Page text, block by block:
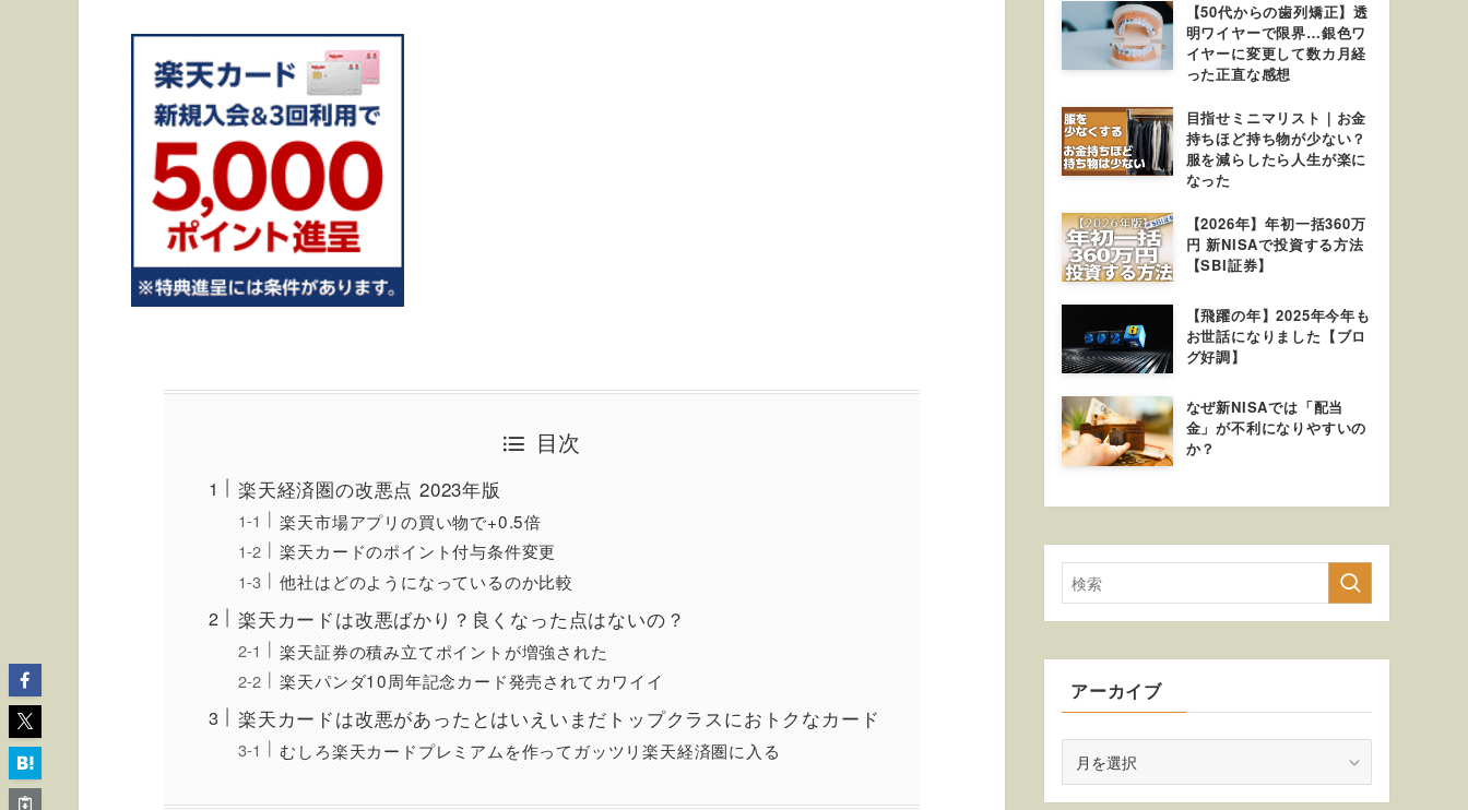
目次
楽天経済圏の改悪点 2023年版
楽天市場アプリの買い物で+0.5倍
楽天カードのポイント付与条件変更
他社はどのようになっているのか比較
楽天カードは改悪ばかり？良くなった点はないの？
楽天証券の積み立てポイントが増強された
楽天パンダ10周年記念カード発売されてカワイイ
楽天カードは改悪があったとはいえいまだトップクラスにおトクなカード
むしろ楽天カードプレミアムを作ってガッツリ楽天経済圏に入る
【50代からの歯列矯正】透
明ワイヤーで限界…銀色ワ
イヤーに変更して数カ月経
った正直な感想
目指せミニマリスト｜お金
持ちほど持ち物が少ない？
服を減らしたら人生が楽に
なった
【2026年】年初一括360万
円 新NISAで投資する方法
【SBI証券】
【飛躍の年】2025年今年も
お世話になりました【ブロ
グ好調】
なぜ新NISAでは「配当
金」が不利になりやすいの
か？
アーカイブ
カ